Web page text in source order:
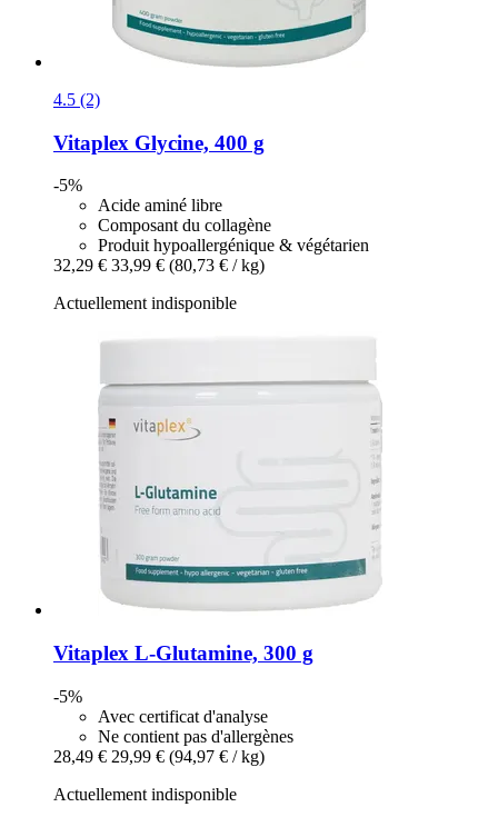
4.5 (2)
Vitaplex Glycine, 400 g
-5%
Acide aminé libre
Composant du collagène
Produit hypoallergénique & végétarien
32,29 € 33,99 € (80,73 € / kg)
Actuellement indisponible
Vitaplex L-​Glutamine, 300 g
-5%
Avec certificat d'analyse
Ne contient pas d'allergènes
28,49 € 29,99 € (94,97 € / kg)
Actuellement indisponible